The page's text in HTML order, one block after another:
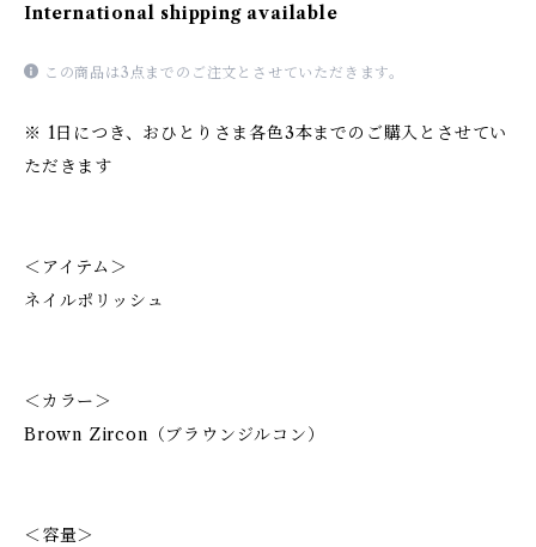
International shipping available
この商品は3点までのご注文とさせていただきます。
※ 1日につき、おひとりさま各色3本までのご購入とさせてい
ただきます
＜アイテム＞
ネイルポリッシュ
＜カラー＞
Brown Zircon（ブラウンジルコン）
＜容量＞